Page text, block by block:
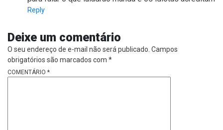
Reply
Deixe um comentário
O seu endereço de e-mail não será publicado. Campos
obrigatórios são marcados com *
COMENTÁRIO *